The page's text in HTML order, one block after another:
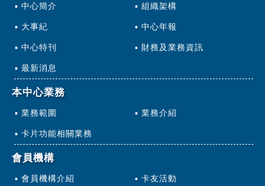
中心簡介 組織架構
大事紀 中心年報
中心特刊 財務及業務資訊
最新消息
本中心業務
業務範圍 業務介紹
卡片功能相關業務
會員機構
會員機構介紹 卡友活動